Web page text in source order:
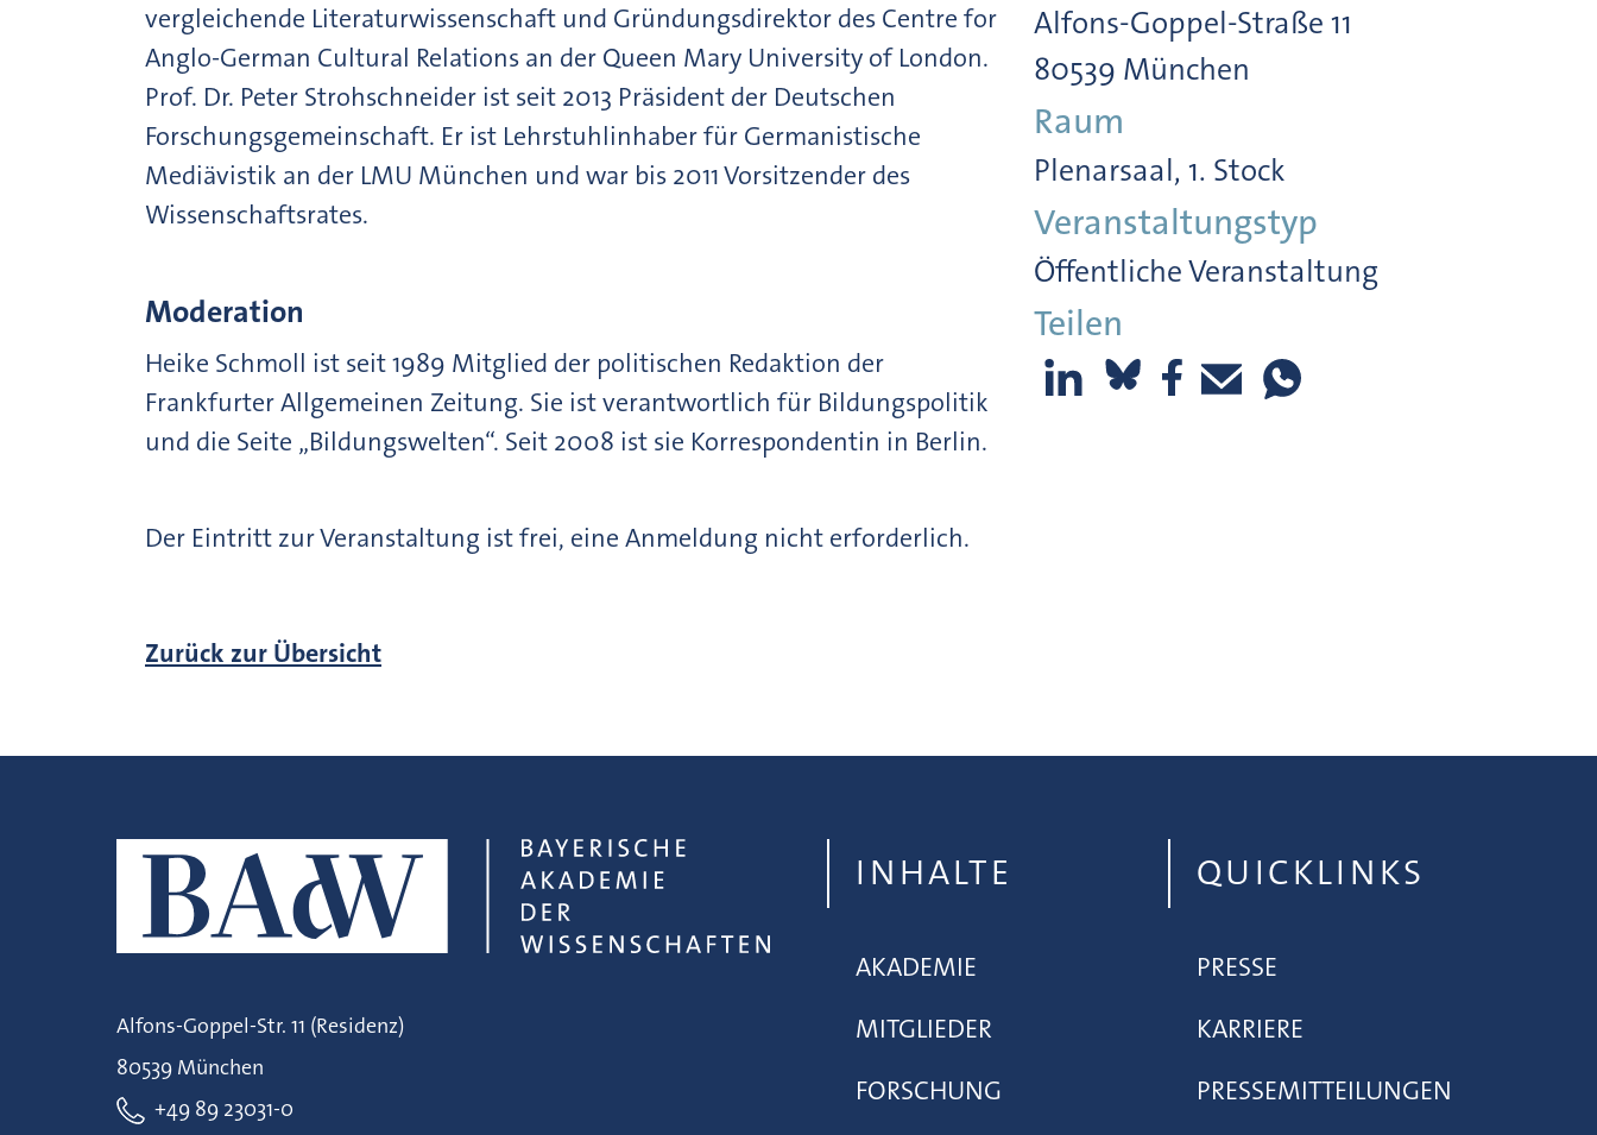
vergleichende Literaturwissenschaft und Gründungsdirektor des Centre for
Anglo-German Cultural Relations an der Queen Mary University of London.
Prof. Dr. Peter Strohschneider ist seit 2013 Präsident der Deutschen
Forschungsgemeinschaft. Er ist Lehrstuhlinhaber für Germanistische
Mediävistik an der LMU München und war bis 2011 Vorsitzender des
Wissenschaftsrates.
Moderation
Heike Schmoll ist seit 1989 Mitglied der politischen Redaktion der
Frankfurter Allgemeinen Zeitung. Sie ist verantwortlich für Bildungspolitik
und die Seite „Bildungswelten“. Seit 2008 ist sie Korrespondentin in Berlin.
Der Eintritt zur Veranstaltung ist frei, eine Anmeldung nicht erforderlich.
Alfons-Goppel-Straße 11
80539 München
Raum
Plenarsaal, 1. Stock
Veranstaltungstyp
Öffentliche Veranstaltung
Teilen
Zurück zur Übersicht
Alfons-Goppel-Str. 11 (Residenz)
80539 München
+49 89 23031-0
INHALTE
AKADEMIE
MITGLIEDER
FORSCHUNG
QUICKLINKS
PRESSE
KARRIERE
PRESSEMITTEILUNGEN